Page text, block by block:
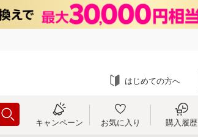
はじめての方へ
キャンペーン お気に入り 購入履歴